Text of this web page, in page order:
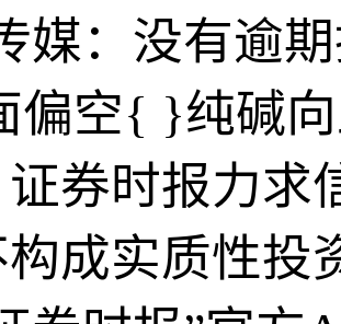
媒：没有逾
偏空{ }纯碱
券时报力求
成实质性投